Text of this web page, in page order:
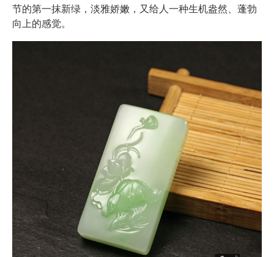
节的第一抹新绿，淡雅娇嫩，又给人一种生机盎然、蓬勃
向上的感觉。